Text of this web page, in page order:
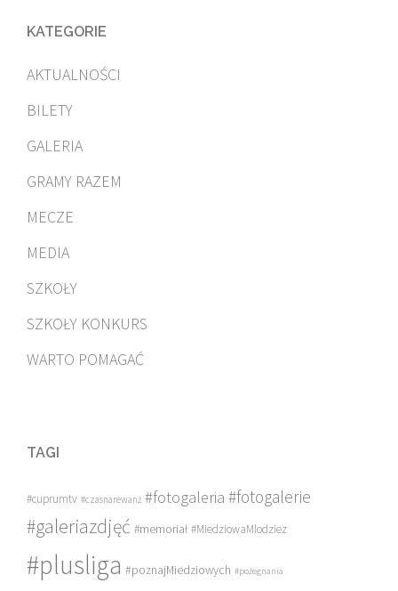
KATEGORIE
AKTUALNOŚCI
BILETY
GALERIA
GRAMY RAZEM
MECZE
MEDIA
SZKOŁY
SZKOŁY KONKURS
WARTO POMAGAĆ
TAGI
#cuprumtv #czasnarewanż #fotogaleria #fotogalerie
#galeriazdjęć #memoriał #MiedziowaMlodziez
#plusliga #poznajMiedziowych #pożegnania